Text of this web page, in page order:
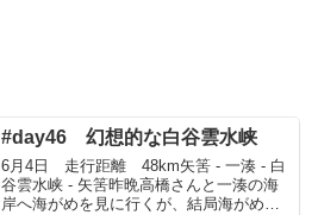
#day46 幻想的な白谷雲水峡
6月4日 走行距離 48km矢筈 - 一湊 - 白
谷雲水峡 - 矢筈昨晩高橋さんと一湊の海
岸へ海がめを見に行くが、結局海がめに